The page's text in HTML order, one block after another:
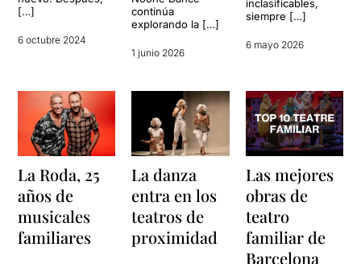
[…]
6 octubre 2024
continúa
explorando la […]
1 junio 2026
inclasificables,
siempre […]
6 mayo 2026
La Roda, 25
años de
musicales
familiares
La danza
entra en los
teatros de
proximidad
Las mejores
obras de
teatro
familiar de
Barcelona